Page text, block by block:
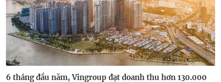
6 tháng đầu năm, Vingroup đạt doanh thu hơn 130.000